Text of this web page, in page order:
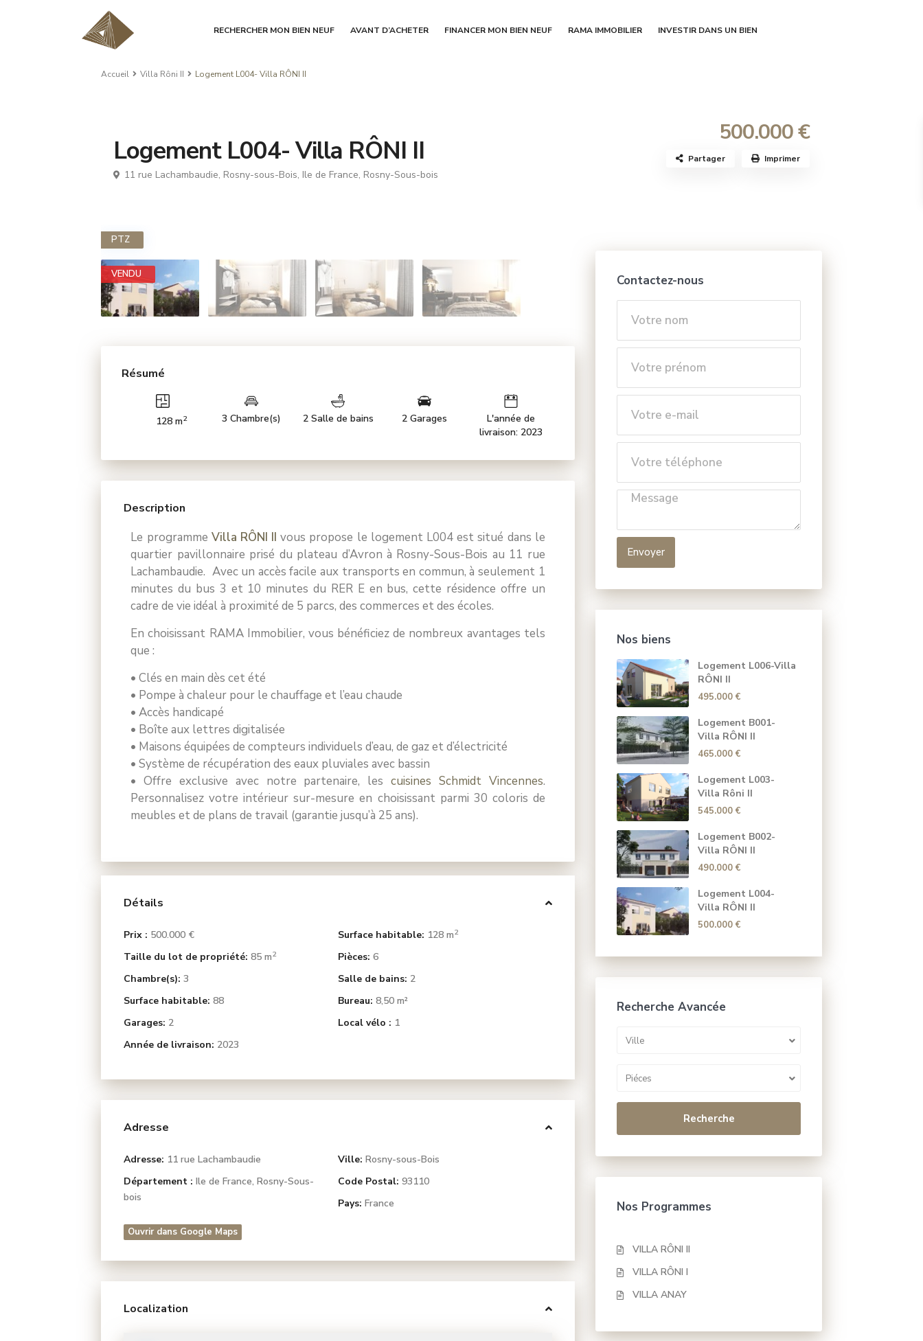
RECHERCHER MON BIEN NEUF AVANT D’ACHETER FINANCER MON BIEN NEUF RAMA IMMOBILIER INVESTIR DANS UN BIEN
Accueil Villa Rôni II Logement L004- Villa RÔNI II
Logement L004- Villa RÔNI II
500.000 €
11 rue Lachambaudie, Rosny-sous-Bois, Ile de France, Rosny-Sous-bois
Partager Imprimer
PTZ
VENDU
Résumé
128 m2 3 Chambre(s) 2 Salle de bains 2 Garages
L'année de
livraison: 2023
Description
Le programme Villa RÔNI II vous propose le logement L004 est situé dans le
quartier pavillonnaire prisé du plateau d’Avron à Rosny-Sous-Bois au 11 rue
Lachambaudie. Avec un accès facile aux transports en commun, à seulement 1
minutes du bus 3 et 10 minutes du RER E en bus, cette résidence offre un
cadre de vie idéal à proximité de 5 parcs, des commerces et des écoles.
En choisissant RAMA Immobilier, vous bénéficiez de nombreux avantages tels
que :
• Clés en main dès cet été
• Pompe à chaleur pour le chauffage et l’eau chaude
• Accès handicapé
• Boîte aux lettres digitalisée
• Maisons équipées de compteurs individuels d’eau, de gaz et d’électricité
• Système de récupération des eaux pluviales avec bassin
• Offre exclusive avec notre partenaire, lescuisines Schmidt Vincennes.
Personnalisez votre intérieur sur-mesure en choisissant parmi 30 coloris de
meubles et de plans de travail (garantie jusqu’à 25 ans).
Détails
Prix : 500.000 € Surface habitable: 128 m2
Taille du lot de propriété: 85 m2 Pièces: 6
Chambre(s): 3 Salle de bains: 2
Surface habitable: 88 Bureau: 8,50 m²
Garages: 2 Local vélo : 1
Année de livraison: 2023
Adresse
Adresse: 11 rue Lachambaudie Ville: Rosny-sous-Bois
Département : Ile de France,Rosny-Sous-
bois
Code Postal: 93110
Pays: France
Ouvrir dans Google Maps
Localization
Contactez-nous
Envoyer
Nos biens
Logement L006-Villa
RÔNI II
495.000 €
Logement B001-
Villa RÔNI II
465.000 €
Logement L003-
Villa Rôni II
545.000 €
Logement B002-
Villa RÔNI II
490.000 €
Logement L004-
Villa RÔNI II
500.000 €
Recherche Avancée
Ville
Piéces
Recherche
Nos Programmes
VILLA RÔNI II
VILLA RÔNI I
VILLA ANAY